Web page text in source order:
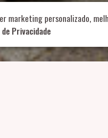
marketing personalizado,
Privacidade